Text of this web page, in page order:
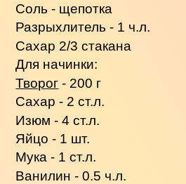
Соль - щепотка
Разрыхлитель - 1 ч.л.
Сахар 2/3 стакана
Для начинки:
Творог - 200 г
Сахар - 2 ст.л.
Изюм - 4 ст.л.
Яйцо - 1 шт.
Мука - 1 ст.л.
Ванилин - 0.5 ч.л.